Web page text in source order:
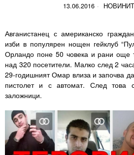
13.06.2016
Авганистанец с американско
изби в популярен нощен гейклуб
Орландо поне 50 човека и рани още
над 320 посетители. Малко след 2
29-годишният Омар влиза и започва
пистолет и с автомат. След това
заложници.